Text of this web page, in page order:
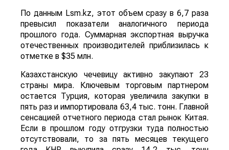
По данным Lsm.kz, этот объем сразу в 6,7 раза
превысил показатели аналогичного периода
прошлого года. Суммарная экспортная выручка
отечественных производителей приблизилась к
отметке в $35 млн.
Казахстанскую чечевицу активно закупают 23
страны мира. Ключевым торговым партнером
остается Турция, которая увеличила закупки в
пять раз и импортировала 63,4 тыс. тонн. Главной
сенсацией отчетного периода стал рынок Китая.
Если в прошлом году отгрузки туда полностью
отсутствовали, то за пять месяцев текущего